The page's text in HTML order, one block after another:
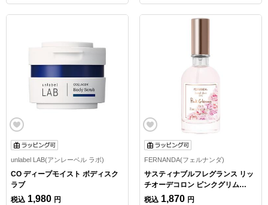
unlabel LAB(アンレーベル ラボ)
CO ディープモイスト ボディスク
ラブ
税込 1,980 円
FERNANDA(フェルナンダ)
サスティナブルフレグランス リッ
チオーデコロン ピンクグリム
30ml
税込 1,870 円